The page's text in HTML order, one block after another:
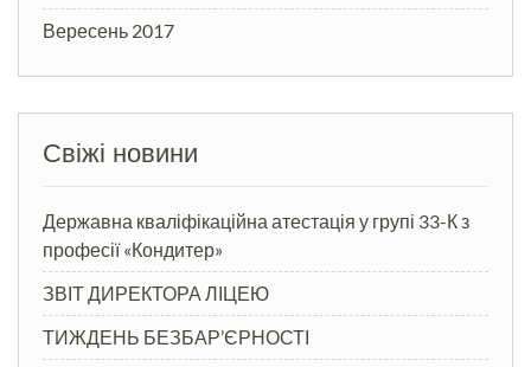
Вересень 2017
Свіжі новини
Державна кваліфікаційна атестація у групі 33-К з
професії «Кондитер»
ЗВІТ ДИРЕКТОРА ЛІЦЕЮ
ТИЖДЕНЬ БЕЗБАР’ЄРНОСТІ